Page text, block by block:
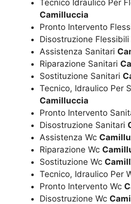
Tecnico Idraulico Per
Camilluccia
Pronto Intervento
Disostruzione Flessibili
Assistenza Sanitari
Riparazione Sanitari
Sostituzione Sanitari
Tecnico, Idraulico Per
Camilluccia
Pronto Intervento
Disostruzione Sanitari
Assistenza Wc
Riparazione Wc
Sostituzione Wc
Tecnico, Idraulico Per
Pronto Intervento Wc
Disostruzione Wc